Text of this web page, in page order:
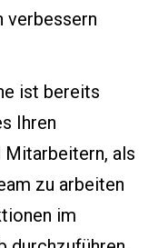
verbessern
ist bereits
Ihren
Mitarbeitern, als
zu arbeiten
im